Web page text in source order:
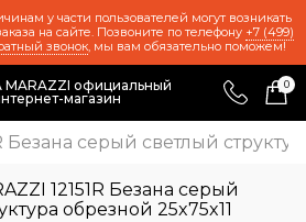
у части пользователей могут возникать
на сайте. Позвоните по телефону +7 (499)
звонок, мы вам обязательно поможем!
MARAZZI официальный
магазин
0
Безана серый светлый
12151R Безана серый
обрезной 25x75x11